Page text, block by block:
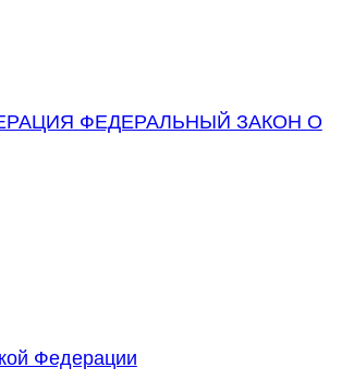
ФЕДЕРАЛЬНЫЙ ЗАКОН О
Федерации